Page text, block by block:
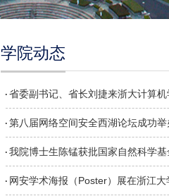
学院动态
省委副书记、省长刘捷来浙大计算
第八届网络空间安全西湖论坛成功举
我院博士生陈锰获批国家自然科学基
网安学术海报（Poster）展在浙江